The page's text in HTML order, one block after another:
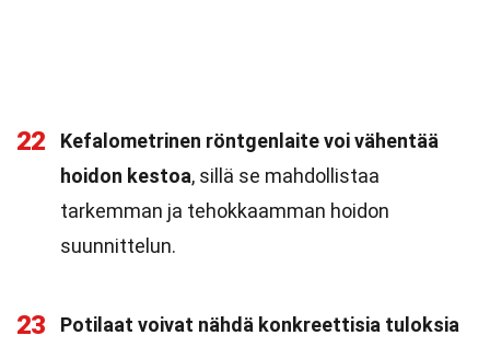
22
Kefalometrinen röntgenlaite voi vähentää
hoidon kestoa, sillä se mahdollistaa
tarkemman ja tehokkaamman hoidon
suunnittelun.
23
Potilaat voivat nähdä konkreettisia tuloksia